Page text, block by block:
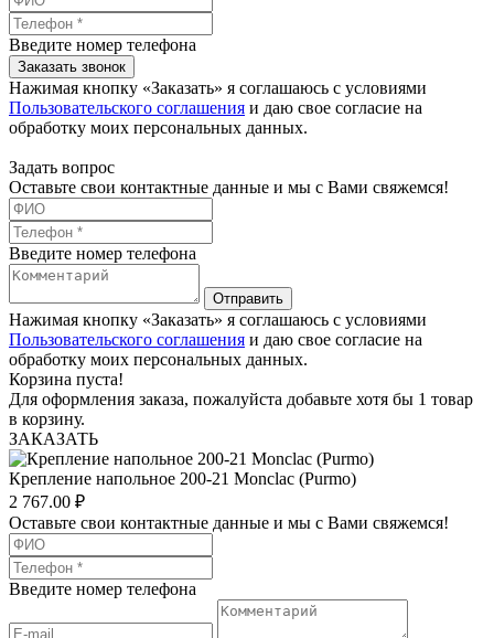
Введите номер телефона
Заказать звонок
Нажимая кнопку «Заказать» я соглашаюсь с условиями
Пользовательского соглашения и даю свое согласие на
обработку моих персональных данных.
Задать вопрос
Оставьте свои контактные данные и мы с Вами свяжемся!
Введите номер телефона
Отправить
Нажимая кнопку «Заказать» я соглашаюсь с условиями
Пользовательского соглашения и даю свое согласие на
обработку моих персональных данных.
Корзина пуста!
Для оформления заказа, пожалуйста добавьте хотя бы 1 товар
в корзину.
ЗАКАЗАТЬ
Крепление напольное 200-21 Monclac (Purmo)
2 767.00 ₽
Оставьте свои контактные данные и мы с Вами свяжемся!
Введите номер телефона